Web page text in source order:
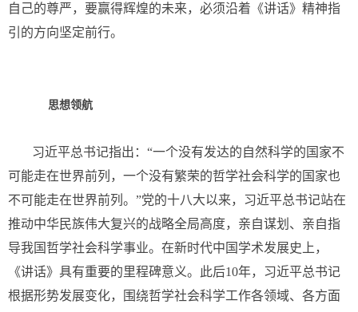
自己的尊严，要赢得辉煌的未来，必须沿着《讲话》精神指
引的方向坚定前行。
思想领航
习近平总书记指出：“一个没有发达的自然科学的国家不
可能走在世界前列，一个没有繁荣的哲学社会科学的国家也
不可能走在世界前列。”党的十八大以来，习近平总书记站在
推动中华民族伟大复兴的战略全局高度，亲自谋划、亲自指
导我国哲学社会科学事业。在新时代中国学术发展史上，
《讲话》具有重要的里程碑意义。此后10年，习近平总书记
根据形势发展变化，围绕哲学社会科学工作各领域、各方面